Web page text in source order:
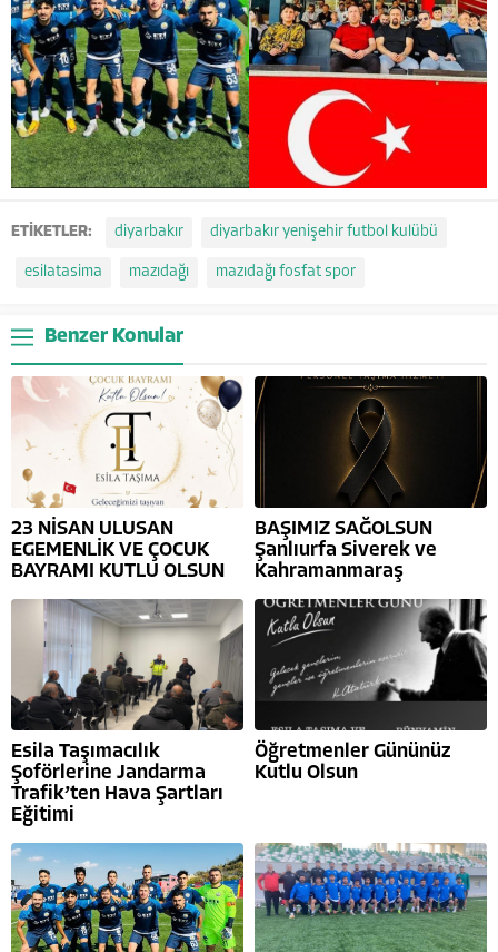
ETİKETLER: diyarbakır diyarbakır yenişehir futbol kulübü
esilatasima mazıdağı mazıdağı fosfat spor
Benzer Konular
23 NİSAN ULUSAN
EGEMENLİK VE ÇOCUK
BAYRAMI KUTLU OLSUN
BAŞIMIZ SAĞOLSUN
Şanlıurfa Siverek ve
Kahramanmaraş
Esila Taşımacılık
Şoförlerine Jandarma
Trafik’ten Hava Şartları
Eğitimi
Öğretmenler Gününüz
Kutlu Olsun